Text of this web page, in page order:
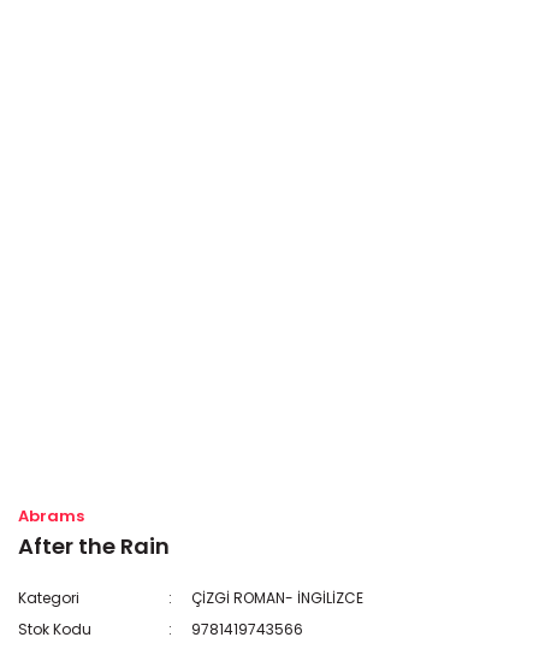
Abrams
After the Rain
Kategori
ÇİZGİ ROMAN- İNGİLİZCE
Stok Kodu
9781419743566